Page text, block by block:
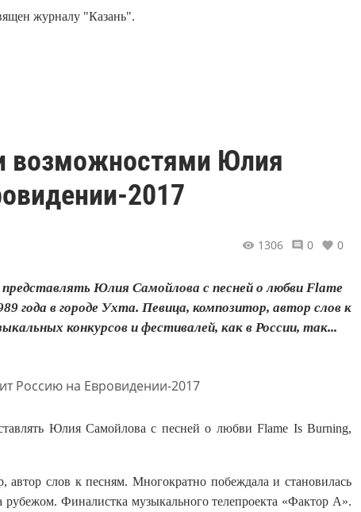
журналу "Казань".
возможностями Юлия
2017
1306 0 0
Юлия Самойлова с песней о любви Flame
года в городе Ухта. Певица, композитор, автор слов к
конкурсов и фестивалей, как в России, так...
Юлия Самойлова с песней о любви Flame Is Burning,
слов к песням. Многократно побеждала и становилась
Финалистка музыкального телепроекта «Фактор А».